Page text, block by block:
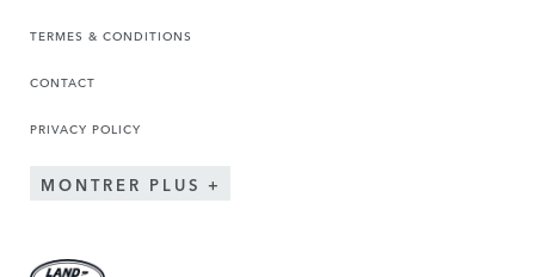
TERMES & CONDITIONS
CONTACT
PRIVACY POLICY
MONTRER PLUS